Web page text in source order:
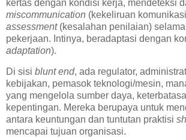
kertas dengan kondisi kerja, mendeteksi
miscommunication (kekeliruan
assessment(kesalahan penilaian)
pekerjaan. Intinya, beradaptasi dengan
adaptation).
Di sisi blunt end, ada regulator,
kebijakan, pemasok teknologi/mesin,
yang mengelola sumber daya,
kepentingan. Mereka berupaya untuk
antara keuntungan dan tuntutan praktisi
mencapai tujuan organisasi.